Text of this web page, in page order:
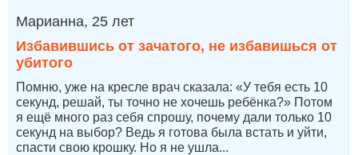
Марианна, 25 лет
Избавившись от зачатого, не избавишься от
убитого
Помню, уже на кресле врач сказала: «У тебя есть 10
секунд, решай, ты точно не хочешь ребёнка?» Потом
я ещё много раз себя спрошу, почему дали только 10
секунд на выбор? Ведь я готова была встать и уйти,
спасти свою крошку. Но я не ушла...